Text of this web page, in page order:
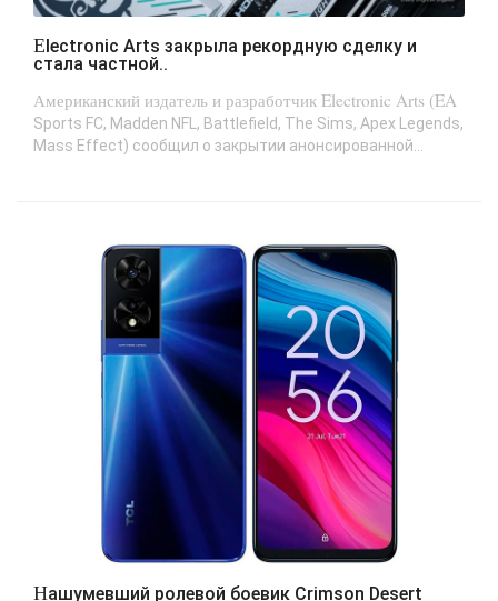
Electronic Arts закрыла рекордную сделку и
стала частной..
Американский издатель и разработчик Electronic Arts (EA
Sports FC, Madden NFL, Battlefield, The Sims, Apex Legends,
Mass Effect) сообщил о закрытии анонсированной...
Нашумевший ролевой боевик Crimson Desert